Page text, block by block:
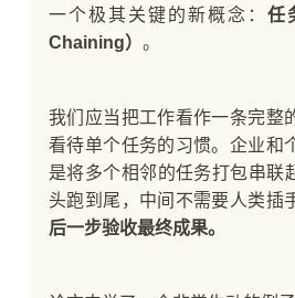
一个极其关键的新概念： 任
Chaining） 。
我们应当把工作看作一条完整
看待单个任务的习惯。企业和
是将多个相邻的任务打包串联
头跑到尾，中间不需要人类插
后一步验收最终成果。